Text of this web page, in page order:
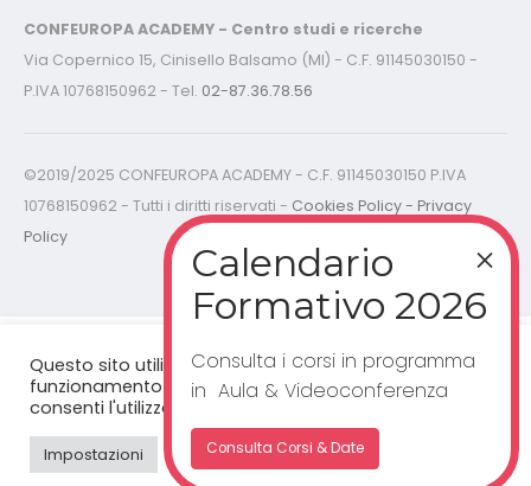
CONFEUROPA ACADEMY - Centro studi e ricerche
Via Copernico 15, Cinisello Balsamo (MI) - C.F. 91145030150 -
P.IVA 10768150962 - Tel. 02-87.36.78.56
©2019/2025 CONFEUROPA ACADEMY - C.F. 91145030150 P.IVA
10768150962 - Tutti i diritti riservati - Cookies Policy - Privacy
Policy
Questo sito utilizza cookie per un corretto
funzionamento del sito web. Cliccando "accetta”,
consenti l'utilizzo dei cookie.
Impostazioni Accetta
Consulta i corsi in programma
in Aula & Videoconferenza
Consulta Corsi & Date